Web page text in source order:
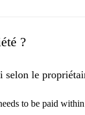
?
selon le
to be paid